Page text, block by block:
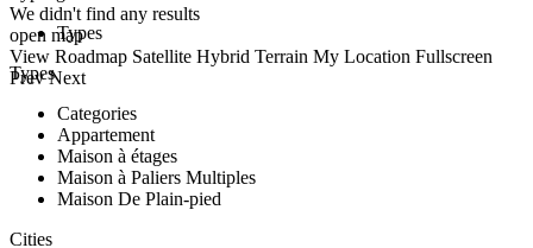
We didn't find any results
open map
View Roadmap Satellite Hybrid Terrain My Location Fullscreen
Prev Next
Types
Types
Categories
Appartement
Maison à étages
Maison à Paliers Multiples
Maison De Plain-pied
Cities